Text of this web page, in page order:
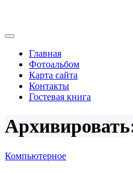
Главная
Фотоальбом
Карта сайта
Контакты
Гостевая книга
Компьютерное